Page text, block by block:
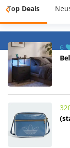
Top Deals
6